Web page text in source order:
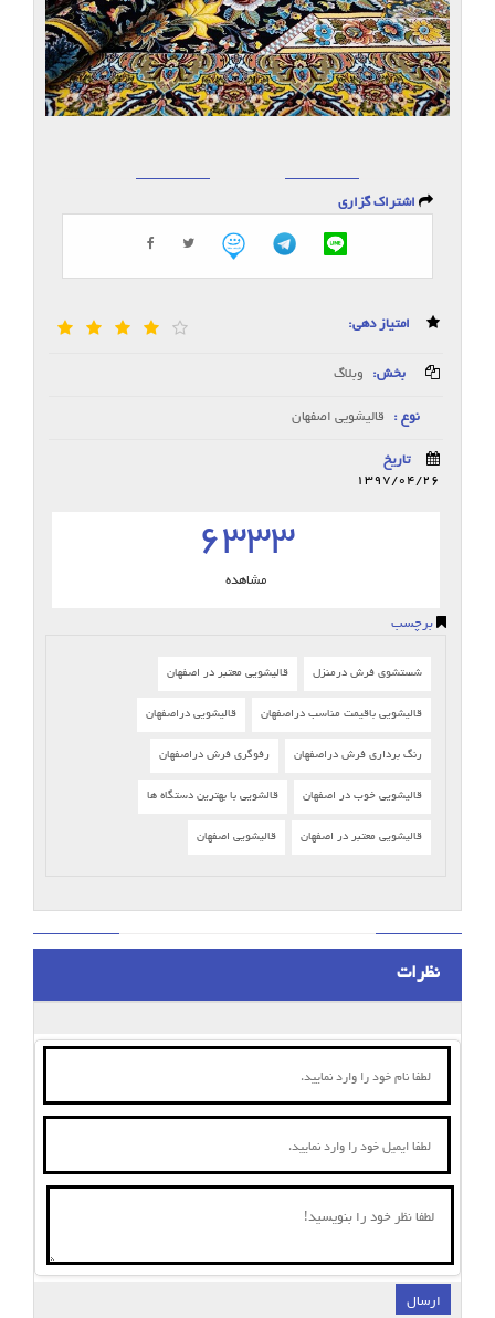
اشتراک گزاری
امتیاز دهی:
بخش: وبلاگ
نوع : قالیشویی اصفهان
تاریخ
1397/04/26
6333
مشاهده
برچسب
شستشوی فرش درمنزل قالیشویی معتبر در اصفهان
قالیشویی باقیمت مناسب دراصفهان قالیشویی دراصفهان
رنگ برداری فرش دراصفهان رفوگری فرش دراصفهان
قالیشویی خوب در اصفهان قالشویی با بهترین دستگاه ها
قالیشویی معتبر در اصفهان قالیشویی اصفهان
نظرات
ارسال